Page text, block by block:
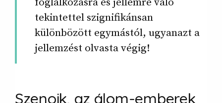
tekintettel szignifikánsan
különbözött egymástól, ugyanazt a
jellemzést olvasta végig!
Szenoik, az álom-emberek